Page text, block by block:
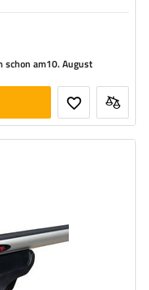
schon am10. August